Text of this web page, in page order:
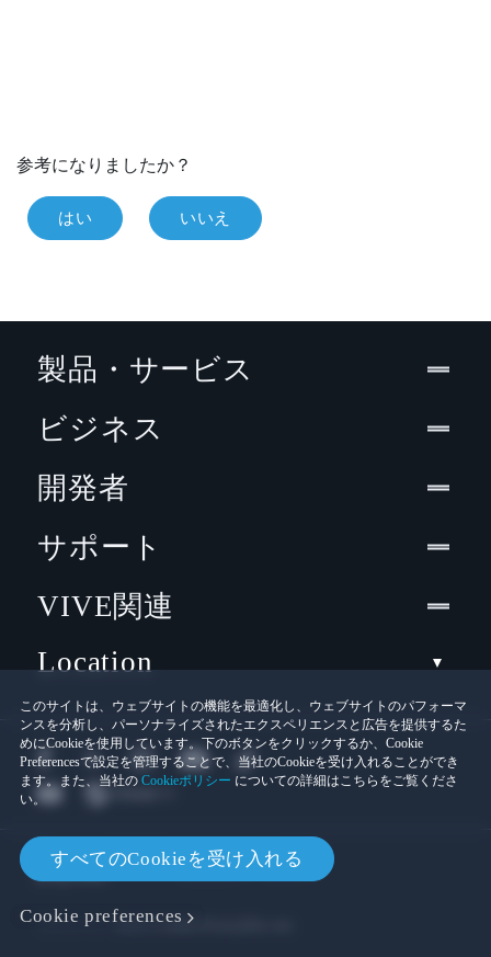
参考になりましたか？
はい いいえ
このサイトは、ウェブサイトの機能を最適化し、ウェブサイトのパフォーマ
ンスを分析し、パーソナライズされたエクスペリエンスと広告を提供するた
めにCookieを使用しています。下のボタンをクリックするか、Cookie
Preferencesで設定を管理することで、当社のCookieを受け入れることができ
ます。また、当社の Cookieポリシー についての詳細はこちらをご覧くださ
い。
すべてのCookieを受け入れる
Cookie preferences
製品・サービス
ビジネス
開発者
サポート
VIVE関連
Location
© 2011-2026 HTC Corporation
法的情報
Cookies
プライバシー連絡先:Global-Privacy@htc.com